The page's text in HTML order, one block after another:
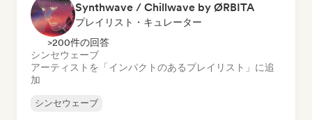
Synthwave / Chillwave by ØRBITA
プレイリスト・キュレーター
>200件の回答
シンセウェーブ
アーティストを「インパクトのあるプレイリスト」に追
加
シンセウェーブ